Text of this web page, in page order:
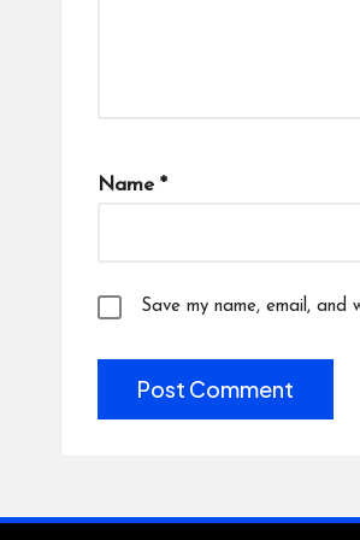
Name *
Save my name, email, and